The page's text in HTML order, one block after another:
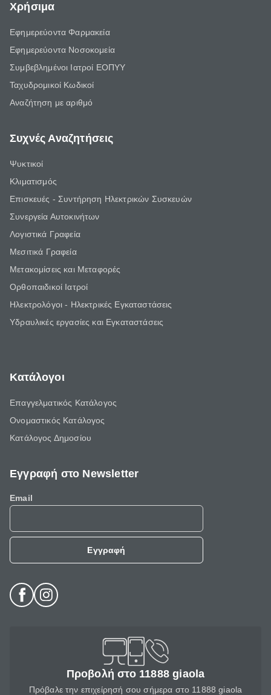
Χρήσιμα
Εφημερεύοντα Φαρμακεία
Εφημερεύοντα Νοσοκομεία
Συμβεβλημένοι Ιατροί ΕΟΠΥΥ
Ταχυδρομικοί Κωδικοί
Αναζήτηση με αριθμό
Συχνές Αναζητήσεις
Ψυκτικοί
Κλιματισμός
Επισκευές - Συντήρηση Ηλεκτρικών Συσκευών
Συνεργεία Αυτοκινήτων
Λογιστικά Γραφεία
Μεσιτικά Γραφεία
Μετακομίσεις και Μεταφορές
Ορθοπαιδικοί Ιατροί
Ηλεκτρολόγοι - Ηλεκτρικές Εγκαταστάσεις
Υδραυλικές εργασίες και Εγκαταστάσεις
Κατάλογοι
Επαγγελματικός Κατάλογος
Ονομαστικός Κατάλογος
Κατάλογος Δημοσίου
Εγγραφή στο Newsletter
Email
Εγγραφή
Προβολή στο 11888 giaola
Πρόβαλε την επιχείρησή σου σήμερα στο 11888 giaola